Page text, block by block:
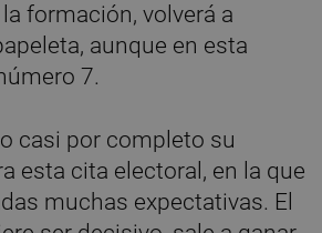
formación, volverá a
aunque en esta
7.
casi por completo su
esta cita electoral, en la que
muchas expectativas. El